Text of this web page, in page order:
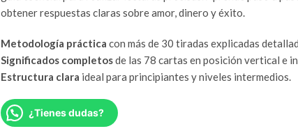
obtener respuestas claras sobre amor, dinero y éxito.
Metodología práctica con más de 30 tiradas explicadas
Significados completosde las 78 cartas en posición vertical e
Estructura clara ideal para principiantes y niveles intermedios.
¿Tienes dudas?